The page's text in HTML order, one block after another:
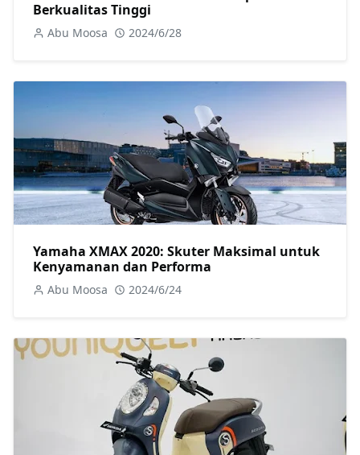
Berkualitas Tinggi
Abu Moosa 2024/6/28
Yamaha XMAX 2020: Skuter Maksimal untuk
Kenyamanan dan Performa
Abu Moosa 2024/6/24